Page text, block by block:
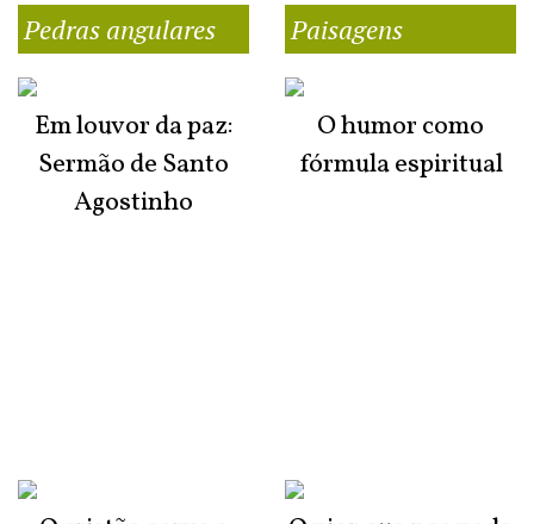
Pedras angulares
Em louvor da paz:
Sermão de Santo
Agostinho
Paisagens
O humor como
fórmula espiritual